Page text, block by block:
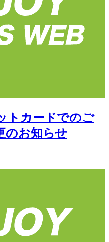
トカードでのご
のお知らせ